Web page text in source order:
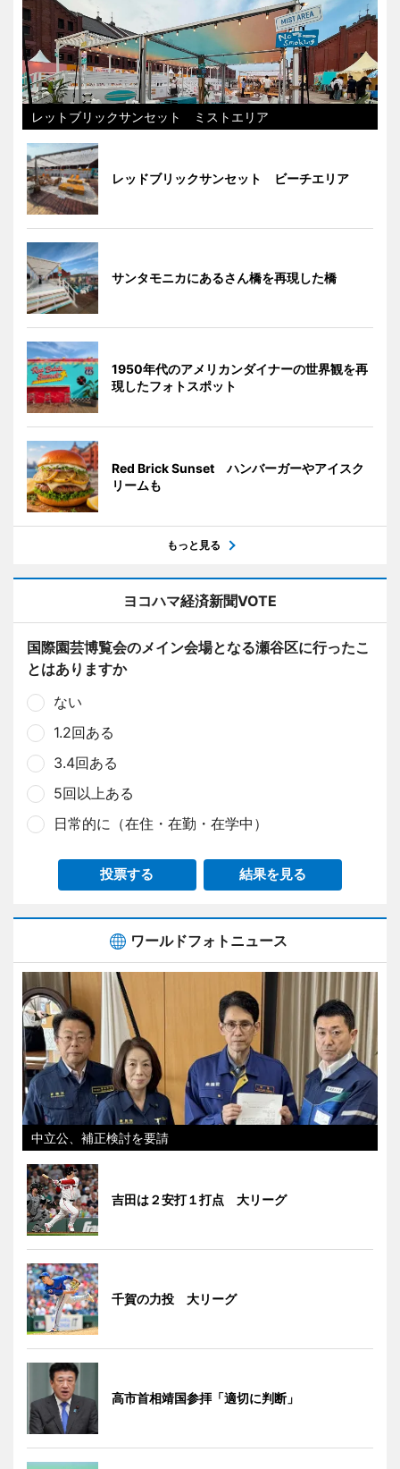
レットブリックサンセット ミストエリア
レッドブリックサンセット ビーチエリア
サンタモニカにあるさん橋を再現した橋
1950年代のアメリカンダイナーの世界観を再
現したフォトスポット
Red Brick Sunset ハンバーガーやアイスク
リームも
もっと見る
ヨコハマ経済新聞VOTE
国際園芸博覧会のメイン会場となる瀬谷区に行ったこ
とはありますか
ない
1.2回ある
3.4回ある
5回以上ある
日常的に（在住・在勤・在学中）
投票する 結果を見る
ワールドフォトニュース
中立公、補正検討を要請
吉田は２安打１打点 大リーグ
千賀の力投 大リーグ
高市首相靖国参拝「適切に判断」